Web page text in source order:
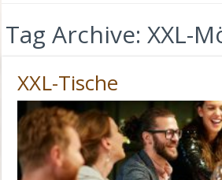
Tag Archive:XXL-
XXL-Tische